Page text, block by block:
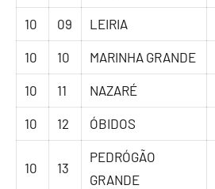
10 09 LEIRIA
10 10 MARINHA GRANDE
10 11 NAZARÉ
10 12 ÓBIDOS
10 13
PEDRÓGÃO
GRANDE